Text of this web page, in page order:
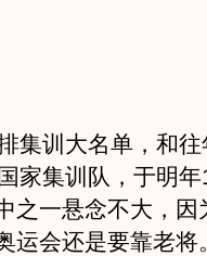
训大名单，和往
家集训队，于明
之一悬念不大，因
运会还是要靠老将